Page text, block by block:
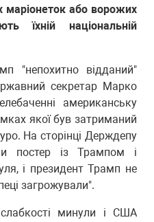
маріонеток або ворожих
їхній національній
"непохитно відданий"
секретар Марко
американську
якої був затриманий
На сторінці Держдепу
постер із Трампом і
і президент Трамп не
загрожували".
минули і США